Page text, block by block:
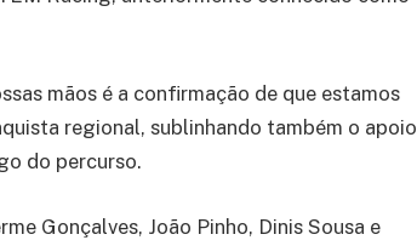
mãos é a confirmação de que estamos
regional, sublinhando também o apoio
do percurso.
Gonçalves, João Pinho, Dinis Sousa e